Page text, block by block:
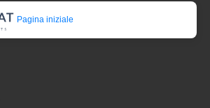
Pagina iniziale